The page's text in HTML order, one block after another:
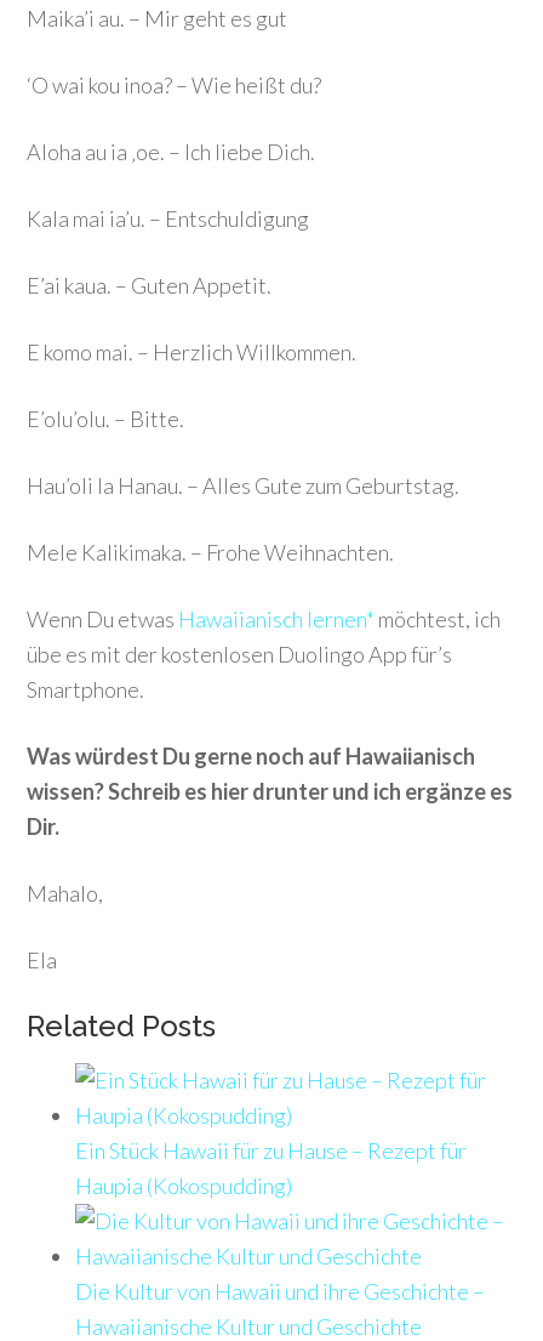
Maika’i au. – Mir geht es gut
‘O wai kou inoa? – Wie heißt du?
Aloha au ia ‚oe. – Ich liebe Dich.
Kala mai ia’u. – Entschuldigung
E’ai kaua. – Guten Appetit.
E komo mai. – Herzlich Willkommen.
E’olu’olu. – Bitte.
Hau’oli la Hanau. – Alles Gute zum Geburtstag.
Mele Kalikimaka. – Frohe Weihnachten.
Wenn Du etwas Hawaiianisch lernen* möchtest, ich
übe es mit der kostenlosen Duolingo App für’s
Smartphone.
Was würdest Du gerne noch auf Hawaiianisch
wissen? Schreib es hier drunter und ich ergänze es
Dir.
Mahalo,
Ela
Related Posts
Ein Stück Hawaii für zu Hause – Rezept für
Haupia (Kokospudding)
Die Kultur von Hawaii und ihre Geschichte –
Hawaiianische Kultur und Geschichte